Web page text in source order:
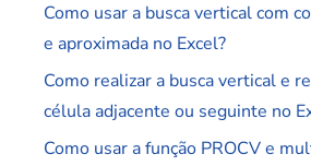
Como usar a busca vertical com
e aproximada no Excel?
Como realizar a busca vertical e
célula adjacente ou seguinte no
Como usar a função PROCV e